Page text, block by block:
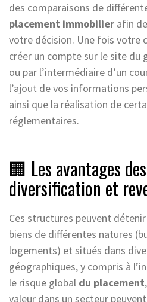
des comparaisons de
placement immobilier afin
votre décision. Une fois votre
créer un compte sur le site du
ou par l’intermédiaire d’un
l’ajout de vos informations
ainsi que la réalisation de
réglementaires.
🏢 Les avantages
diversification et
Ces structures peuvent
biens de différentes natures
logements) et situés dans
géographiques, y compris à
le risque global du placement
valeur dans un secteur